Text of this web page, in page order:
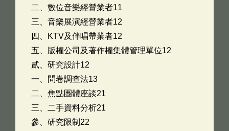
二、數位音樂經營業者11
三、音樂展演經營業者12
四、KTV及伴唱帶業者12
五、版權公司及著作權集體管理單位12
貳、研究設計12
一、問卷調查法13
二、焦點團體座談21
三、二手資料分析21
參、研究限制22